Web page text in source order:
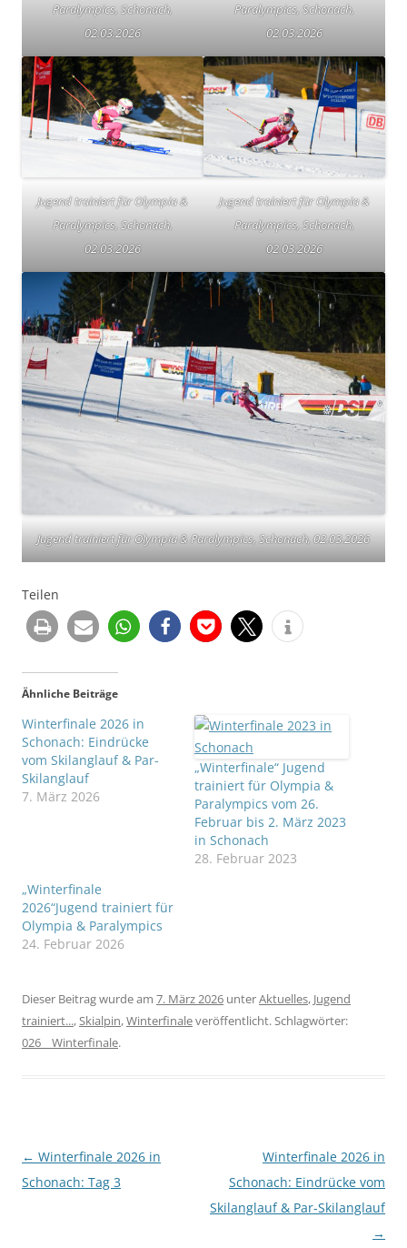
Paralympics, Schonach,
02.03.2026
Paralympics, Schonach,
02.03.2026
Jugend trainiert für Olympia &
Paralympics, Schonach,
02.03.2026
Jugend trainiert für Olympia &
Paralympics, Schonach,
02.03.2026
Jugend trainiert für Olympia & Paralympics, Schonach, 02.03.2026
Teilen
Ähnliche Beiträge
Winterfinale 2026 in
Schonach: Eindrücke
vom Skilanglauf & Par-
Skilanglauf
7. März 2026
„Winterfinale“ Jugend
trainiert für Olympia &
Paralympics vom 26.
Februar bis 2. März 2023
in Schonach
28. Februar 2023
„Winterfinale
2026“Jugend trainiert für
Olympia & Paralympics
24. Februar 2026
Dieser Beitrag wurde am 7. März 2026 unterAktuelles, Jugend
trainiert...,Skialpin,Winterfinaleveröffentlicht. Schlagwörter:
026__Winterfinale.
Beitragsnavigation
← Winterfinale 2026 in
Schonach: Tag 3
Winterfinale 2026 in
Schonach: Eindrücke vom
Skilanglauf & Par-Skilanglauf
→